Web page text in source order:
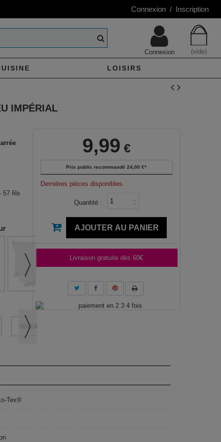
Connexion / Inscription
(vide)
Connexion
LOISIRS
IMPÉRIAL
57 fils
80x185 cm
9,99 €
Prix public recommandé 24,00 €*
Dernières pièces disponibles.
Quantité :
AJOUTER AU PANIER
Livraison gratuite dès 60€
Tex®